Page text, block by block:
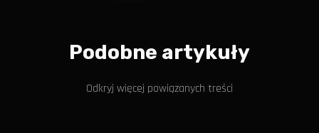
Podobne artykuły
Odkryj więcej powiązanych treści